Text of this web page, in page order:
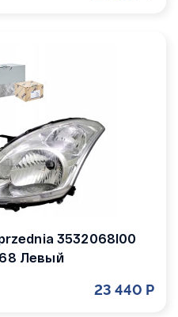
3532068l00
Левый
23 440 Р